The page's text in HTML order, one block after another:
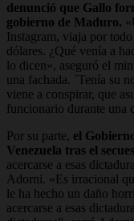
denunció que Gallo
gobierno de Maduro.
Instagram, viaja por
dólares. ¿Qué venía a
lo dicen», aseguró el
una fachada. ´Tenía su
viene a conspirar, que
funcionario durante una
Por su parte, el
Venezuela tras el
acercarse a esas
Adorni. «Es irracional
le ha hecho un daño
acercarse a esas